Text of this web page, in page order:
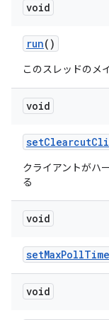
void
run()
このスレッドのメ
void
setClearcut
クライアントがハ
る
void
setMaxPollTime
void